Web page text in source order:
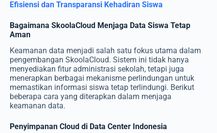
Efisiensi dan Transparansi Kehadiran Siswa
Bagaimana SkoolaCloud Menjaga Data Siswa Tetap
Aman
Keamanan data menjadi salah satu fokus utama dalam
pengembangan SkoolaCloud. Sistem ini tidak hanya
menyediakan fitur administrasi sekolah, tetapi juga
menerapkan berbagai mekanisme perlindungan untuk
memastikan informasi siswa tetap terlindungi. Berikut
beberapa cara yang diterapkan dalam menjaga
keamanan data.
Penyimpanan Cloud di Data Center Indonesia